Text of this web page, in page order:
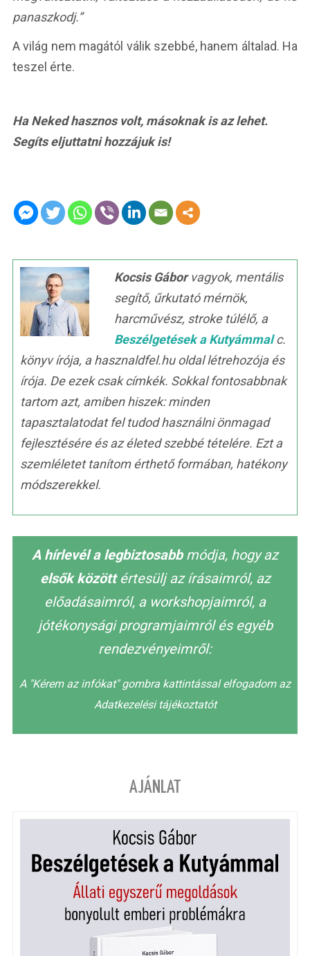
panaszkodj.”
A világ nem magától válik szebbé, hanem általad. Ha
teszel érte.
Ha Neked hasznos volt, másoknak is az lehet.
Segíts eljuttatni hozzájuk is!
Kocsis Gáborvagyok, mentális
segítő, űrkutató mérnök,
harcművész, stroke túlélő, a
Beszélgetések a Kutyámmalc.
könyv írója, a hasznaldfel.hu oldal létrehozója és
írója. De ezek csak címkék. Sokkal fontosabbnak
tartom azt, amiben hiszek: minden
tapasztalatodat fel tudod használni önmagad
fejlesztésére és az életed szebbé tételére. Ezt a
szemléletet tanítom érthető formában, hatékony
módszerekkel.
A hírlevél a legbiztosabbmódja, hogy az
elsők közöttértesülj az írásaimról, az
előadásaimról, a workshopjaimról, a
jótékonysági programjaimról és egyéb
rendezvényeimről:
A "Kérem az infókat" gombra kattintással elfogadom az
Adatkezelési tájékoztatót
AJÁNLAT